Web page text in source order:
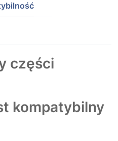
części
kompatybilny